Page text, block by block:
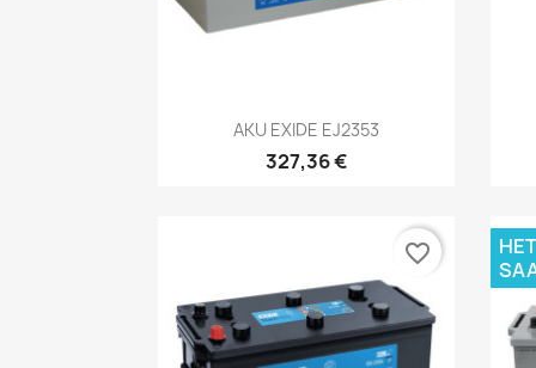
Kiirvaade
AKU EXIDE EJ2353
327,36 €
favorite_border